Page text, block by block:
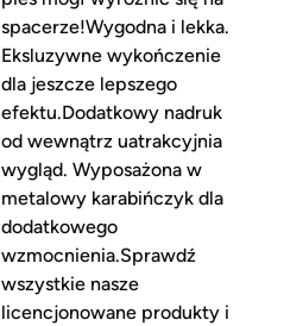
spacerze!Wygodna i lekka.
Eksluzywne wykończenie
dla jeszcze lepszego
efektu.Dodatkowy nadruk
od wewnątrz uatrakcyjnia
wygląd. Wyposażona w
metalowy karabińczyk dla
dodatkowego
wzmocnienia.Sprawdź
wszystkie nasze
licencjonowane produkty i